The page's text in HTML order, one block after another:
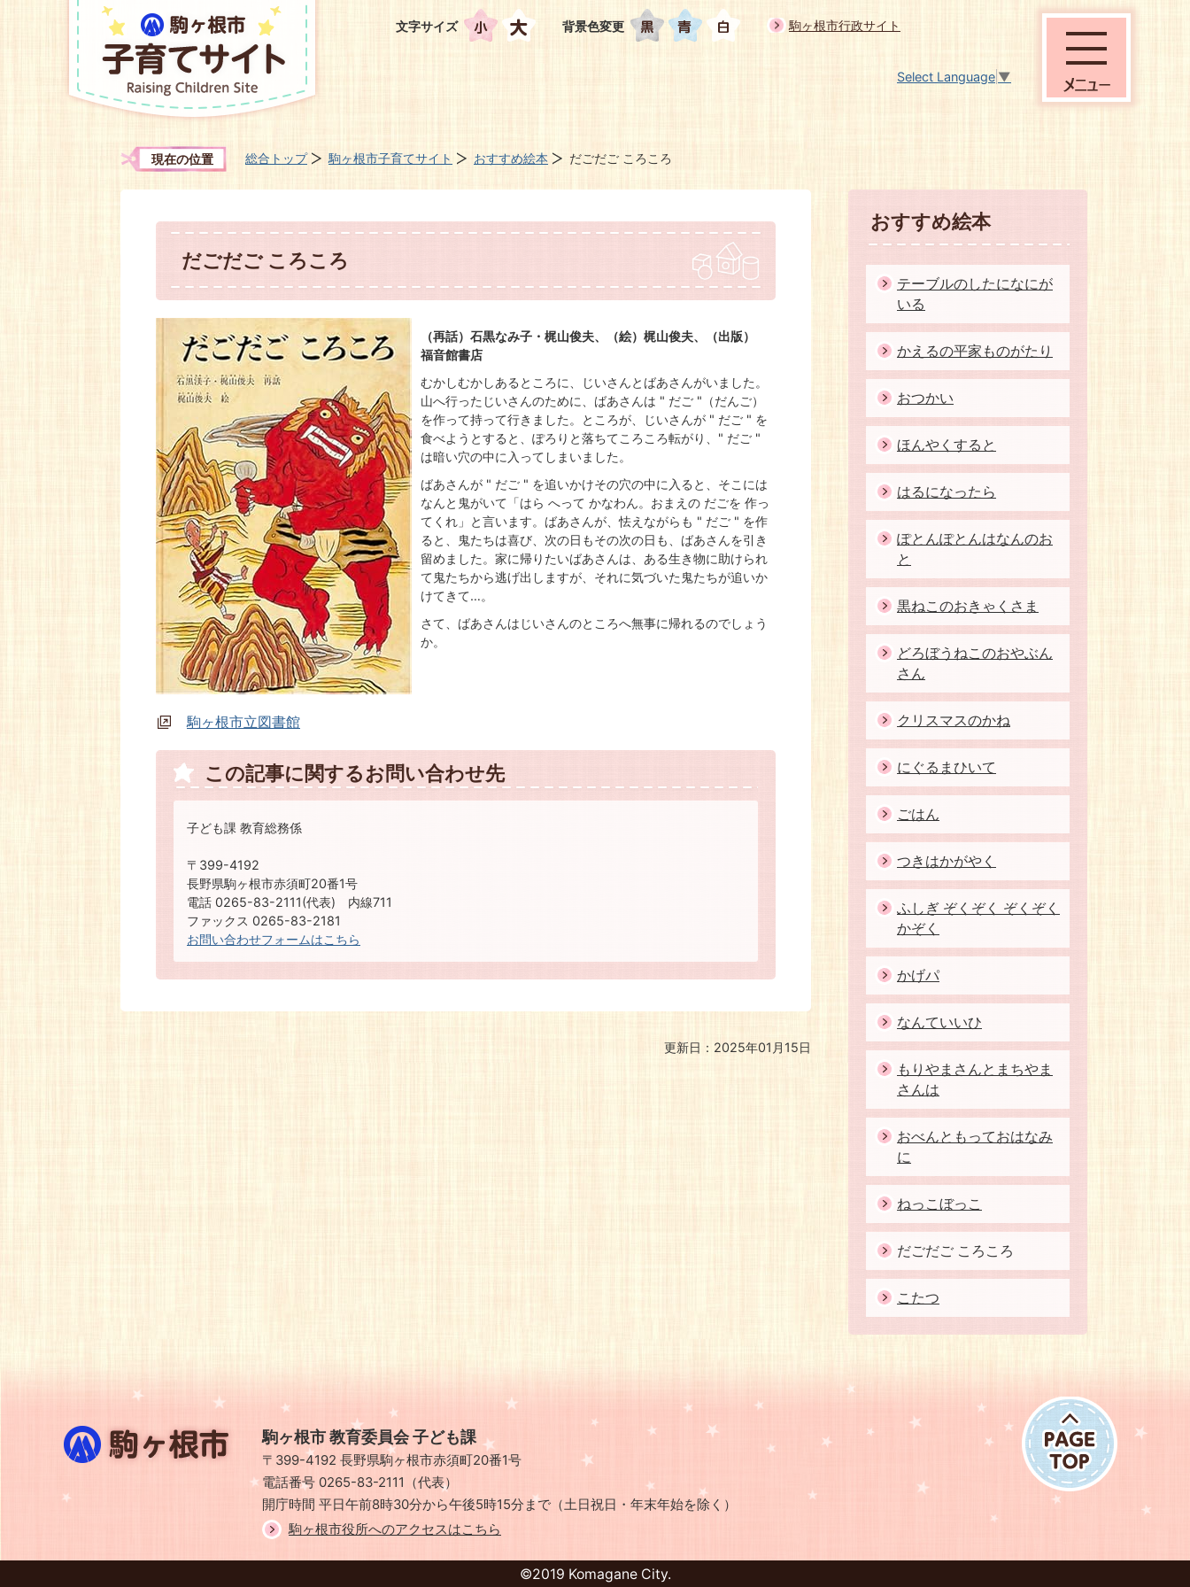
文字サイズ 背景色変更 駒ヶ根市行政サイト
Select Language ▼
現在の位置 総合トップ 駒ヶ根市子育てサイト おすすめ絵本 だごだご ころころ
だごだご ころころ
（再話）石黒なみ子・梶山俊夫、（絵）梶山俊夫、（出版）
福音館書店
むかしむかしあるところに、じいさんとばあさんがいました。
山へ行ったじいさんのために、ばあさんは " だご "（だんご）
を作って持って行きました。ところが、じいさんが " だご " を
食べようとすると、ぽろりと落ちてころころ転がり、" だご "
は暗い穴の中に入ってしまいました。
ばあさんが " だご " を追いかけその穴の中に入ると、そこには
なんと鬼がいて「はら へって かなわん。おまえの だごを 作っ
てくれ」と言います。ばあさんが、怯えながらも " だご " を作
ると、鬼たちは喜び、次の日もその次の日も、ばあさんを引き
留めました。家に帰りたいばあさんは、ある生き物に助けられ
て鬼たちから逃げ出しますが、それに気づいた鬼たちが追いか
けてきて…。
さて、ばあさんはじいさんのところへ無事に帰れるのでしょう
か。
駒ヶ根市立図書館
この記事に関するお問い合わせ先
子ども課 教育総務係
〒399-4192
長野県駒ヶ根市赤須町20番1号
電話 0265-83-2111(代表) 内線711
ファックス 0265-83-2181
お問い合わせフォームはこちら
おすすめ絵本
テーブルのしたになにが
いる
かえるの平家ものがたり
おつかい
ほんやくすると
はるになったら
ぽとんぽとんはなんのお
と
黒ねこのおきゃくさま
どろぼうねこのおやぶん
さん
クリスマスのかね
にぐるまひいて
ごはん
つきはかがやく
ふしぎ ぞくぞく ぞくぞく
かぞく
かげパ
なんていいひ
もりやまさんとまちやま
さんは
おべんともっておはなみ
に
ねっこぼっこ
だごだご ころころ
こたつ
更新日：2025年01月15日
駒
ヶ
根
駒ヶ根市 教育委員会 子ども課
〒399-4192 長野県駒ヶ根市赤須町20番1号
電話番号 0265-83-2111（代表）
開庁時間 平日午前8時30分から午後5時15分まで （土日祝日・年末年始を除く）
駒ヶ根市役所へのアクセスはこちら
©2019 Komagane City.